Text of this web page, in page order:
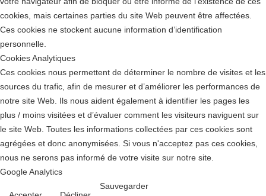
cookies, mais certaines parties du site Web peuvent être affectées.
Ces cookies ne stockent aucune information d’identification
personnelle.
Cookies Analytiques
Ces cookies nous permettent de déterminer le nombre de visites et les
sources du trafic, afin de mesurer et d’améliorer les performances de
notre site Web. Ils nous aident également à identifier les pages les
plus / moins visitées et d’évaluer comment les visiteurs naviguent sur
le site Web. Toutes les informations collectées par ces cookies sont
agrégées et donc anonymisées. Si vous n'acceptez pas ces cookies,
nous ne serons pas informé de votre visite sur notre site.
Google Analytics
Sauvegarder